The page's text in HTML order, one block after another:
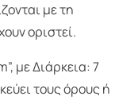
με τη
οριστεί.
με Διάρκεια: 7
τους όρους ή